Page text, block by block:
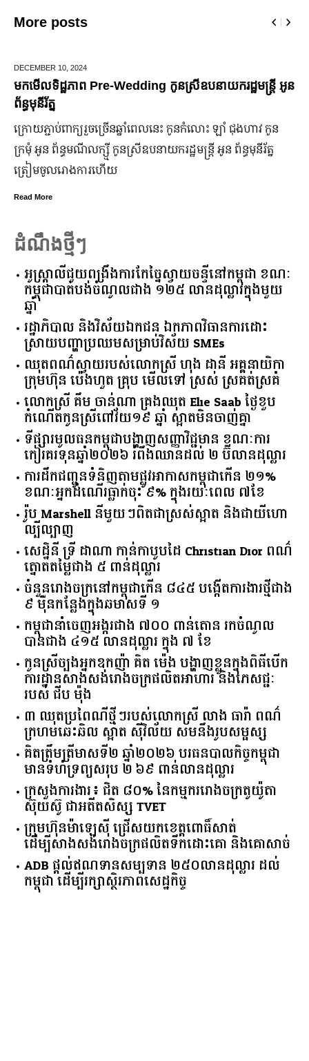
More posts
DECEMBER 10, 2024
មកមើលទិដ្ឋភាព Pre-Wedding កូនស្រីឧបនាយករដ្ឋមន្រ្តី អូន
ព័ន្ធមុនីរ័ត្ន
ក្រោយ​ភ្ជាប់​ពាក្យ​រួច​ច្រើន​ឆ្នាំ​ពេលនេះ កូនកំលោះ ឡាំ ជុងហាវ កូន
ក្រមុំ អូន ព័ន្ធមណីលក្ស្មី កូនស្រី​ឧបនាយករដ្ឋមន្ត្រី អូន ព័ន្ធមុនីរ័ត្ន
ត្រៀម​ចូល​រោងការ​ហើយ
Read More
ដំណឹងថ្មីៗ
អូស្ត្រាលី​ជួយ​ពង្រឹង​ការ​កែច្នៃ​ស្វាយចន្ទី​នៅ​កម្ពុជា​ ​ខណៈ​
កម្ពុជា​បាត់បង់​ចំណូល​ជាង​ ​១២៥​ ​លាន​ដុល្លារ​ក្នុង​មួយ​
ឆ្នាំ​
រដ្ឋាភិបាល​ ​និង​វិស័យ​ឯកជន ​ឯកភាព​វិធានការ​ដោះ
ស្រាយ​បញ្ហា​ប្រឈម​​សម្រាប់​វិស័យ​ ​SMEs​
ឈុតពណ៌ស្វាយរបស់លោកស្រី ហុង ដានី អគ្គ​នាយិកា​
ក្រុមហ៊ុន ប៉េងហួត គ្រុប មើលទៅ ស្រស់ ស្រគត់ស្រគំ
លោកស្រី គឹម ចាន់ណា គ្រងឈុត Elie Saab ថ្ងៃខួប
កំណើតកូនស្រីពៅវ័យ១៩ ឆ្នាំ ស្អាតមិនចាញ់គ្នា
ទីផ្សារ​មូលធន​កម្ពុជា​បង្ហាញ​សញ្ញា​វិជ្ជមាន​ ​ខណៈ​ការ​
កៀរគរ​ទុន​ឆ្នាំ​២០២៦​ ​រំពឹង​ឈានដល់​ ​២​ ​ប៊ីលាន​ដុល្លារ​
ការដឹកជញ្ជូនទំនិញតាមផ្លូវអាកាសកម្ពុជាកើន ២១%
ខណៈអ្នកដំណើរធ្លាក់ចុះ ៩% ក្នុងរយៈពេល ៧ខែ
រ៉ូប Marshell នីមួយៗពិតជាស្រស់ស្អាត និងជាយីហោ
ល្បីល្បាញ
សេដ្ឋិនី ទ្រី ដាណា កាន់កាបូបដៃ Christian Dior ពណ៌
ត្នោតតម្លៃជាង ៥ ពាន់ដុល្លារ
ចំនួន​រោងចក្រ​នៅ​កម្ពុជា​កើន​ ​៨៤៥​ ​បង្កើត​ការងារ​ថ្មី​ជាង​
​៩​ ​ម៉ឺន​កន្លែង​ក្នុង​ឆមាស​ទី ​១​
កម្ពុជានាំចេញអង្ករជាង ៧០០ ពាន់តោន រកចំណូល
បានជាង ៤១៥ លានដុល្លារ ក្នុង ៧ ខែ
កូនស្រីច្បងអ្នកឧកញ៉ា គិត ម៉េង បង្ហាញខ្លួនក្នុងពិធីបើក
ការដ្ឋានសាងសង់រោងចក្រផលិតអាហារ និងភេសជ្ជៈ
របស់ ជីប ម៉ុង
៣ ឈុតប្រពៃណីថ្មីៗរបស់លោកស្រី លាង ធារ៉ា ពណ៌
ក្រហមឆេះឆិល ស្អាត ​ស៊ីវិល័យ សមនឹងរូបសម្ផស្ស
គិត​ត្រឹមត្រីមាស​ទី​២​ ​ឆ្នាំ​២០២៦​ បរធន​បាលកិច្ច​កម្ពុជា​ ​
មាន​ទំហំ​ទ្រព្យ​សរុប​ ​២.៦៩​ ​ពាន់លាន​ដុល្លារ​
ក្រសួង​ការងារ​៖ ​ជិត​ ​៨០​% ​នៃ​កម្មករ​រោងចក្រ​តូយ៉ូតា ​
ស៊ុយ​ស៊ូ ​ជា​អតីត​សិស្ស​ ​TVET​
ក្រុមហ៊ុន​ម៉ាឡេស៊ី ជ្រើសយកខេត្ដពោធិ៍សាត់
ដើម្បីសាងសង់រោងចក្រផលិតទឹកដោះគោ និងគោសាច់
ADB ផ្តល់ឥណទានសម្បទាន ២៥០លានដុល្លារ ដល់
កម្ពុជា ដើម្បីរក្សាស្ថិរភាពសេដ្ឋកិច្ច